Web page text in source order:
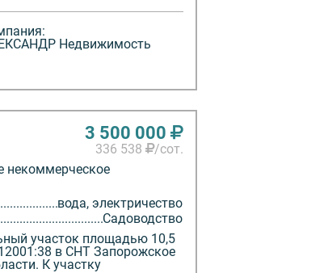
Недвижимость
3 500 000
336 538
/сот.
некоммерческое
вода, электричество
Садоводство
участок площадью 10,5
в СНТ Запорожское
К участку